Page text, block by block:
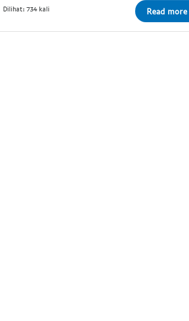
Dilihat: 734 kali Read